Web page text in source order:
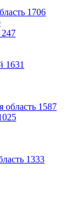
1706
247
1631
область 1587
1333